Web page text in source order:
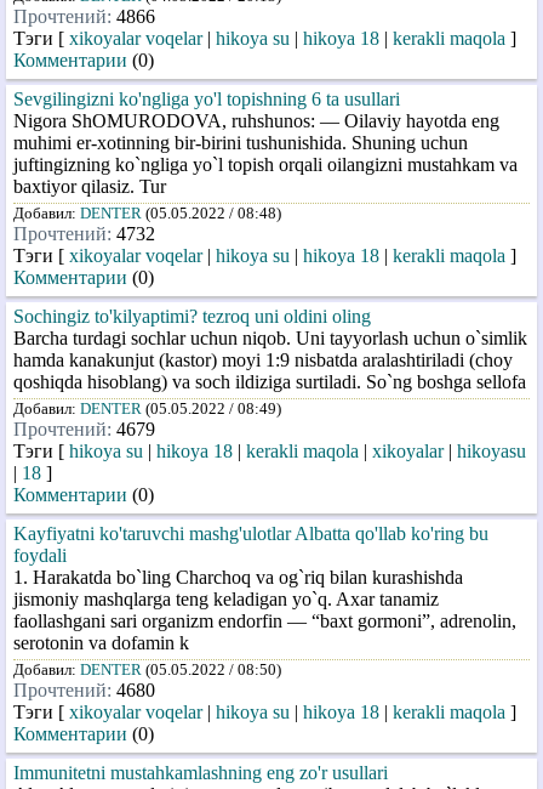
Прочтений: 4866
Тэги [ xikoyalar voqelar| hikoya su | hikoya 18 | kerakli maqola ]
Комментарии (0)
Sevgilingizni ko'ngliga yo'l topishning 6 ta usullari
Nigora ShOMURODOVA, ruhshunos: — Oilaviy hayotda eng
muhimi er-xotinning bir-birini tushunishida. Shuning uchun
juftingizning ko`ngliga yo`l topish orqali oilangizni mustahkam va
baxtiyor qilasiz. Tur
Добавил: DENTER (05.05.2022 / 08:48)
Прочтений: 4732
Тэги [ xikoyalar voqelar| hikoya su | hikoya 18 | kerakli maqola ]
Комментарии (0)
Sochingiz to'kilyaptimi? tezroq uni oldini oling
Barcha turdagi sochlar uchun niqob. Uni tayyorlash uchun o`simlik
hamda kanakunjut (kastor) moyi 1:9 nisbatda aralashtiriladi (choy
qoshiqda hisoblang) va soch ildiziga surtiladi. So`ng boshga sellofa
Добавил: DENTER (05.05.2022 / 08:49)
Прочтений: 4679
Тэги [ hikoya su | hikoya 18 | kerakli maqola | xikoyalar| hikoyasu
| 18 ]
Комментарии (0)
Kayfiyatni ko'taruvchi mashg'ulotlar Albatta qo'llab ko'ring bu
foydali
1. Harakatda bo`ling Charchoq va og`riq bilan kurashishda
jismoniy mashqlarga teng keladigan yo`q. Axar tanamiz
faollashgani sari organizm endorfin — “baxt gormoni”, adrenolin,
serotonin va dofamin k
Добавил: DENTER (05.05.2022 / 08:50)
Прочтений: 4680
Тэги [ xikoyalar voqelar| hikoya su | hikoya 18 | kerakli maqola ]
Комментарии (0)
Immunitetni mustahkamlashning eng zo'r usullari